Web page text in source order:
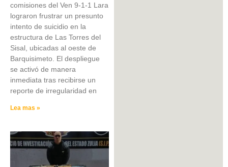
comisiones del Ven 9-1-1 Lara
lograron frustrar un presunto
intento de suicidio en la
estructura de Las Torres del
Sisal, ubicadas al oeste de
Barquisimeto. El despliegue
se activó de manera
inmediata tras recibirse un
reporte de irregularidad en
Lea mas »